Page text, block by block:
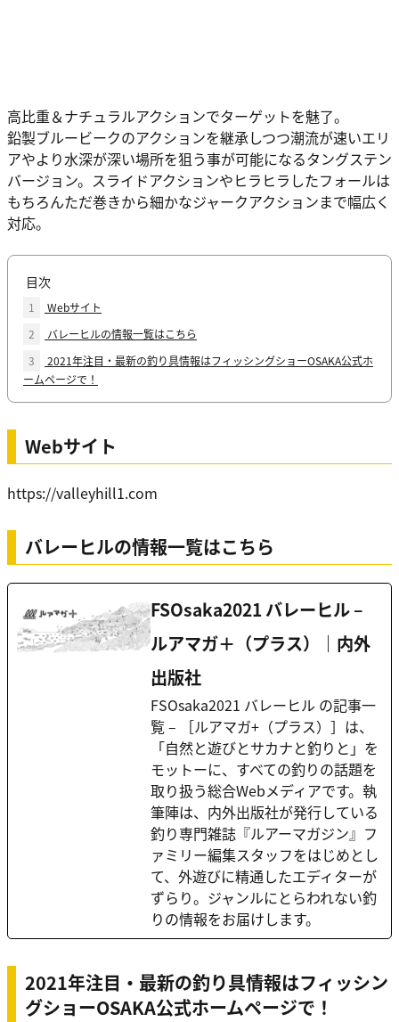
高比重＆ナチュラルアクションでターゲットを魅了。
鉛製ブルービークのアクションを継承しつつ潮流が速いエリ
アやより水深が深い場所を狙う事が可能になるタングステン
バージョン。スライドアクションやヒラヒラしたフォールは
もちろんただ巻きから細かなジャークアクションまで幅広く
対応。
目次
1
Webサイト
2
バレーヒルの情報一覧はこちら
3
2021年注目・最新の釣り具情報はフィッシングショーOSAKA公式ホ
ームページで！
Webサイト
https://valleyhill1.com
バレーヒルの情報一覧はこちら
FSOsaka2021 バレーヒル –
ルアマガ＋（プラス）｜内外
出版社
FSOsaka2021 バレーヒル の記事一
覧 – ［ルアマガ+（プラス）］は、
「自然と遊びとサカナと釣りと」を
モットーに、すべての釣りの話題を
取り扱う総合Webメディアです。執
筆陣は、内外出版社が発行している
釣り専門雑誌『ルアーマガジン』フ
ァミリー編集スタッフをはじめとし
て、外遊びに精通したエディターが
ずらり。ジャンルにとらわれない釣
りの情報をお届けします。
2021年注目・最新の釣り具情報はフィッシン
グショーOSAKA公式ホームページで！